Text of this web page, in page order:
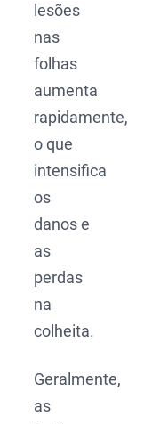
lesões
nas
folhas
aumenta
rapidamente,
o que
intensifica
os
danos e
as
perdas
na
colheita.
Geralmente,
as